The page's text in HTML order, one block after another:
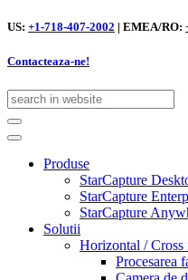
US: +1-718-407-2002 | EMEA/RO:
Contacteaza-ne!
Skip
contentProduse
StarCapture
StarCapture
StarCapture
Solutii
Horizontal / Cross
Procesarea